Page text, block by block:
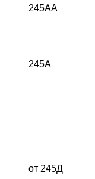
245АА
245А
от 245Д